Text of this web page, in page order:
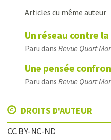
Articles du même auteur
Un réseau contre
Paru dans Revue Quart
Une pensée
Paru dans Revue Quart
DROITS D'AUTEUR
CC BY-NC-ND